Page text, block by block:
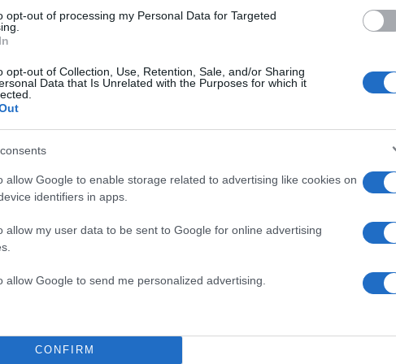
opt-out of processing my Personal Data for Targeted
opt-out of Collection, Use, Retention, Sale, and/or Sharing
Data that Is Unrelated with the Purposes for which it
allow Google to enable storage related to advertising like cookies on
identifiers in apps.
allow my user data to be sent to Google for online advertising
allow Google to send me personalized advertising.
CONFIRM
και οι απαλλαγές για τα έτη 2025 και 2026
βρίσκονται
και Χίου, οι οποίες επλήγησαν από τον σεισμό ή την
Οκτωβρίου 2020.
ΔΙΑΦΗΜΙΣΗ